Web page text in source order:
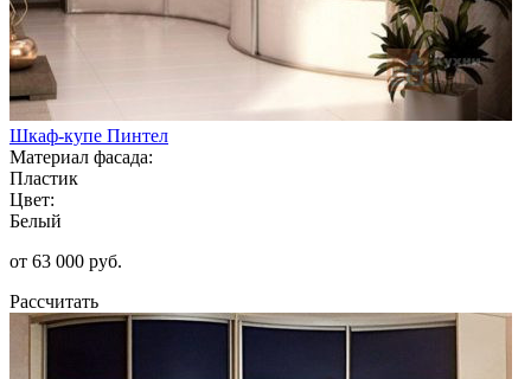
Шкаф-купе Пинтел
Материал фасада:
Пластик
Цвет:
Белый
от 63 000 руб.
Рассчитать